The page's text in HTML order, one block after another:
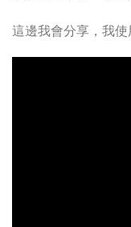
這邊我會分享，我